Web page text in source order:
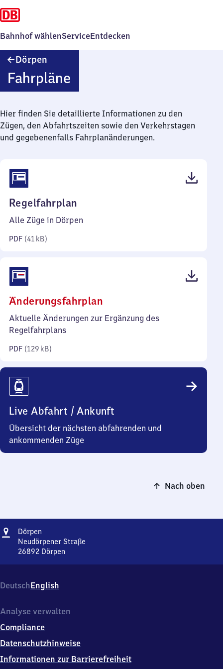
Bahnhof wählenServiceEntdecken
Dörpen
Fahrpläne
Hier finden Sie detaillierte Informationen zu den
Zügen, den Abfahrtszeiten sowie den Verkehrstagen
und gegebenenfalls Fahrplanänderungen.
Regelfahrplan
41
Alle Züge in Dörpen
PDF (41 kB)
Änderungsfahrplan
129
Aktuelle Änderungen zur Ergänzung des
Regelfahrplans
PDF (129 kB)
Live Abfahrt / Ankunft
Übersicht der nächsten abfahrenden und
ankommenden Züge
Nach oben
Adresse
Dörpen
Neudörpener Straße
26892 Dörpen
Straße,
2
8
2
Dörpen
DeutschEnglish
Analyse verwalten
Compliance
Datenschutzhinweise
Informationen zur Barrierefreiheit